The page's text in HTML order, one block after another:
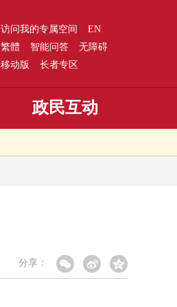
访问我的专属空间
EN
繁體
智能问答
无障碍
移动版
长者专区
政民互动
分享：